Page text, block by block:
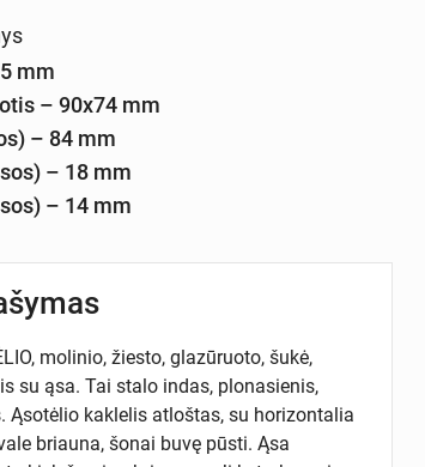
mm
– 90x74 mm
– 84 mm
– 18 mm
– 14 mm
molinio, žiesto, glazūruoto, šukė,
su ąsa. Tai stalo indas, plonasienis,
Ąsotėlio kaklelis atloštas, su horizontalia
briauna, šonai buvę pūsti. Ąsa